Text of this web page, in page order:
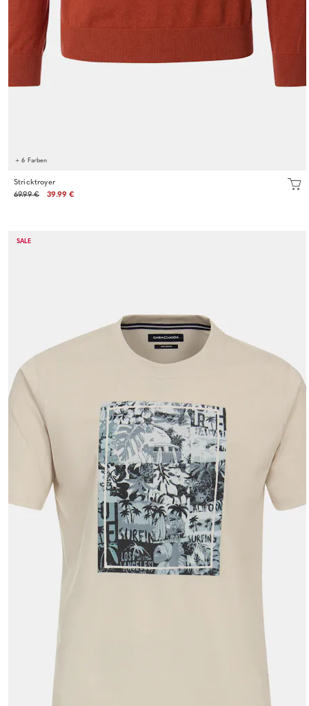
+ 6 Farben
Stricktroyer
69.99 €
39.99 €
SALE